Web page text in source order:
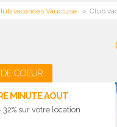
vacances Vaucluse Club
COEUR
MINUTE AOUT
32% sur votre location